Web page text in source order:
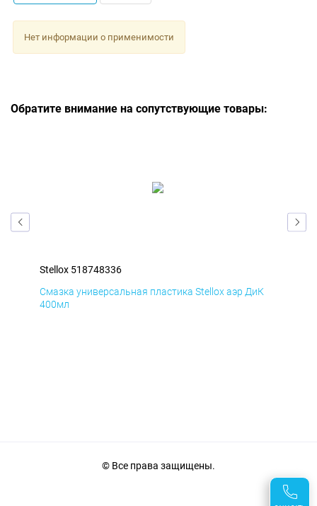
Нет информации о применимости
Обратите внимание на сопутствующие товары:
Stellox 518748336
Смазка универсальная пластика Stellox аэр ДиК
400мл
© Все права защищены.